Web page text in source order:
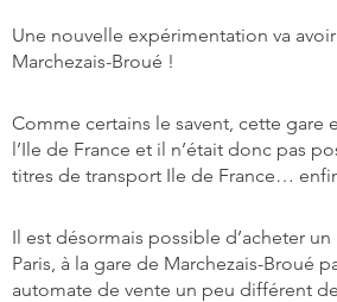
Une nouvelle expérimentation va
Marchezais-Broué !
Comme certains le savent, cette gare
l’Ile de France et il n’était donc pas
titres de transport Ile de France…
Il est désormais possible d’acheter
Paris, à la gare de Marchezais-Broué
automate de vente un peu différent